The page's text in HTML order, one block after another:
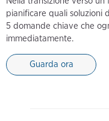
pianificare quali soluzioni
5 domande chiave che
immediatamente.
Guarda ora